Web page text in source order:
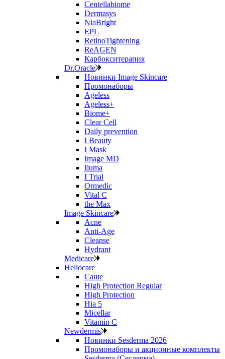
Centellabiome
Dermasys
NiaBright
EPL
RetinoTightening
ReAGEN
Карбокситерапия
Dr.Oracle
Новинки Image Skincare
Промонаборы
Ageless
Ageless+
Biome+
Clear Cell
Daily prevention
I Beauty
I Mask
Image MD
Iluma
I Trial
Ormedic
Vital C
the Max
Image Skincare
Acne
Anti‑Age
Cleanse
Hydrant
Medicare
Heliocare
Саше
High Protection Regular
High Protection
Hia 5
Micellar
Vitamin C
Newdermis
Новинки Sesderma 2026
Промонаборы и акционные комплекты